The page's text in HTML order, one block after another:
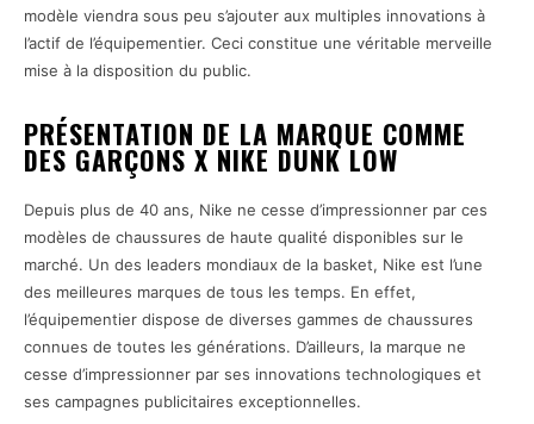
modèle viendra sous peu s’ajouter aux multiples innovations à
l’actif de l’équipementier. Ceci constitue une véritable merveille
mise à la disposition du public.
PRÉSENTATION DE LA MARQUE COMME
DES GARÇONS X NIKE DUNK LOW
Depuis plus de 40 ans, Nike ne cesse d’impressionner par ces
modèles de chaussures de haute qualité disponibles sur le
marché. Un des leaders mondiaux de la basket, Nike est l’une
des meilleures marques de tous les temps. En effet,
l’équipementier dispose de diverses gammes de chaussures
connues de toutes les générations. D’ailleurs, la marque ne
cesse d’impressionner par ses innovations technologiques et
ses campagnes publicitaires exceptionnelles.